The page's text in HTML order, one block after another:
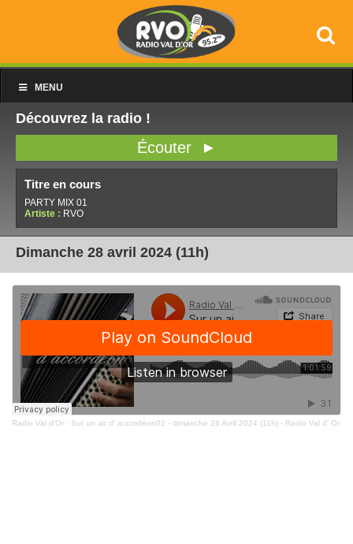
MENU
Découvrez la radio !
Écouter ►
Titre en cours
PARTY MIX 01
Artiste : RVO
Dimanche 28 avril 2024 (11h)
Radio Val d'Or · Sur un air d' accordéon02 - dimanche 28 Avril 2024 (11h) - Radio Val d' Or